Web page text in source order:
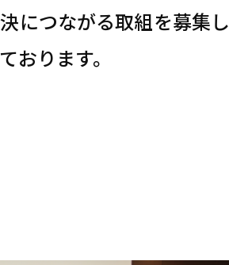
につながる取組を募集
おります。